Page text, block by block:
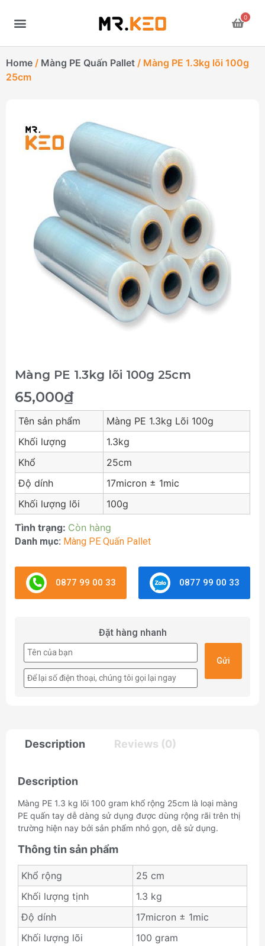
0
Home / Màng PE Quấn Pallet / Màng PE 1.3kg lõi 100g
25cm
Màng PE 1.3kg lõi 100g 25cm
65,000₫
Tên sản phẩm
Màng PE 1.3kg Lõi 100g
Khối lượng
1.3kg
Khổ
25cm
Độ dính
17micron ± 1mic
Khối lượng lõi
100g
Tình trạng: Còn hàng
Danh mục: Màng PE Quấn Pallet
0877 99 00 33 0877 99 00 33
Đặt hàng nhanh
Description Reviews (0)
Description
Màng PE 1.3 kg lõi 100 gram khổ rộng 25cm là loại màng
PE quấn tay dễ dàng sử dụng được dùng rộng rãi trên thị
trường hiện nay bởi sản phẩm nhỏ gọn, dễ sử dụng.
Thông tin sản phẩm
Khổ rộng
25 cm
Khối lượng tịnh
1.3 kg
Độ dính
17micron ± 1mic
Khối lượng lõi
100 gram